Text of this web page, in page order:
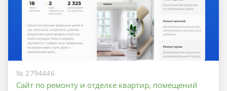
№ 2794446
Сайт по ремонту и отделке квартир, помещений